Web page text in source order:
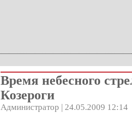
Время небесного
Козероги
Администратор | 24.05.2009 12:14